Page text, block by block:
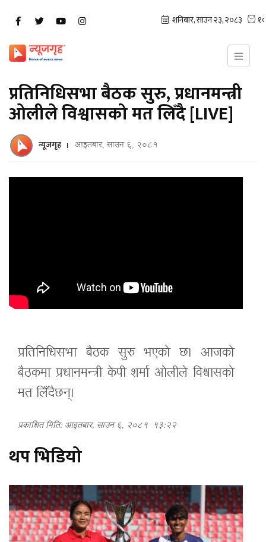
प्रतिनिधिसभा बैठक सुरु, प्रधानमन्त्री
ओलीले विश्वासको मत लिँदै [LIVE]
न्यूजगृह आइतबार, साउन ६, २०८१
प्रतिनिधिसभा बैठक सुरु भएको छ। आजको
बैठकमा प्रधानमन्त्री केपी शर्मा ओलीले विश्वासको
मत लिँदैछन्।
प्रकाशित मिति: आइतबार, साउन ६, २०८१ १३:२२
थप भिडियो